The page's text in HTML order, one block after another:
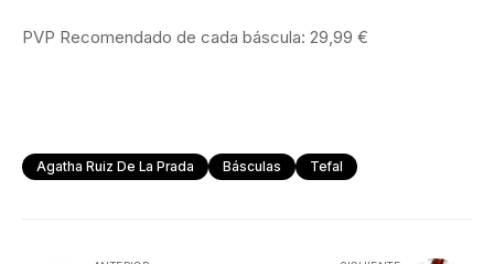
PVP Recomendado de cada báscula: 29,99 €
Agatha Ruiz De La Prada Básculas Tefal